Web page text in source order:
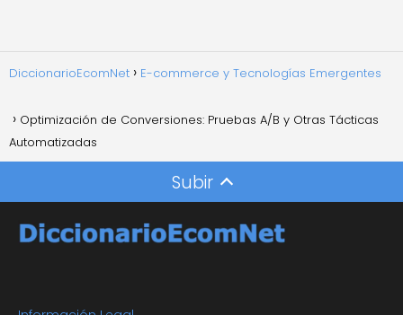
DiccionarioEcomNet E-commerce y Tecnologías Emergentes
Optimización de Conversiones: Pruebas A/B y Otras Tácticas
Automatizadas
Subir